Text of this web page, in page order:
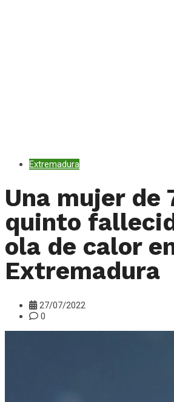
Extremadura
Una mujer de
quinto
ola de calor
Extremadura
27/07/2022
0